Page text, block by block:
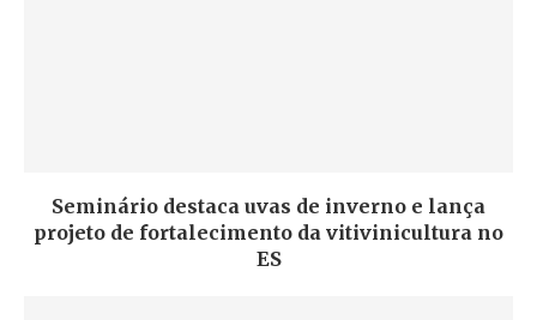
Seminário destaca uvas de inverno e lança
projeto de fortalecimento da vitivinicultura no
ES